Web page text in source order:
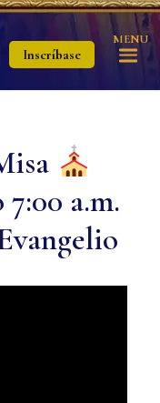
Inscríbase
MENU
a.m.